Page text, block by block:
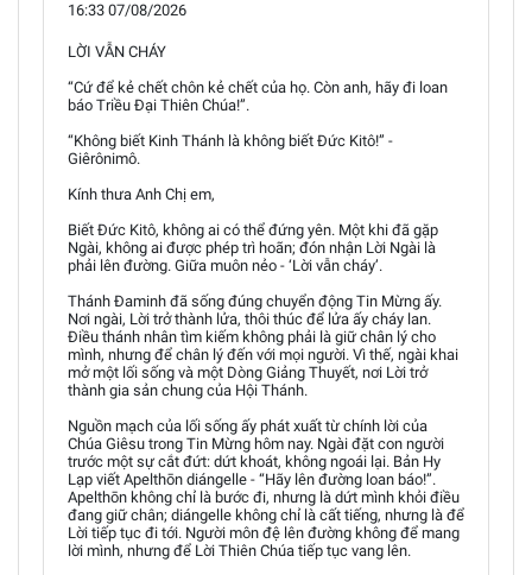
16:33 07/08/2026
LỜI VẪN CHÁY
“Cứ để kẻ chết chôn kẻ chết của họ. Còn anh, hãy đi loan
báo Triều Đại Thiên Chúa!”.
“Không biết Kinh Thánh là không biết Đức Kitô!” -
Giêrônimô.
Kính thưa Anh Chị em,
Biết Đức Kitô, không ai có thể đứng yên. Một khi đã gặp
Ngài, không ai được phép trì hoãn; đón nhận Lời Ngài là
phải lên đường. Giữa muôn nẻo - ‘Lời vẫn cháy’.
Thánh Đaminh đã sống đúng chuyển động Tin Mừng ấy.
Nơi ngài, Lời trở thành lửa, thôi thúc để lửa ấy cháy lan.
Điều thánh nhân tìm kiếm không phải là giữ chân lý cho
mình, nhưng để chân lý đến với mọi người. Vì thế, ngài khai
mở một lối sống và một Dòng Giảng Thuyết, nơi Lời trở
thành gia sản chung của Hội Thánh.
Nguồn mạch của lối sống ấy phát xuất từ chính lời của
Chúa Giêsu trong Tin Mừng hôm nay. Ngài đặt con người
trước một sự cắt đứt: dứt khoát, không ngoái lại. Bản Hy
Lạp viết Apelthōn diángelle - “Hãy lên đường loan báo!”.
Apelthōn không chỉ là bước đi, nhưng là dứt mình khỏi điều
đang giữ chân; diángelle không chỉ là cất tiếng, nhưng là để
Lời tiếp tục đi tới. Người môn đệ lên đường không để mang
lời mình, nhưng để Lời Thiên Chúa tiếp tục vang lên.